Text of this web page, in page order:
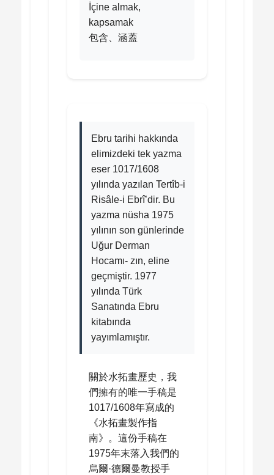
İçine almak,
kapsamak
包含、涵蓋
Ebru tarihi hakkında
elimizdeki tek yazma
eser 1017/1608
yılında yazılan Tertîb-i
Risâle-i Ebrî’dir. Bu
yazma nüsha 1975
yılının son günlerinde
Uğur Derman
Hocamı- zın, eline
geçmiştir. 1977
yılında Türk
Sanatında Ebru
kitabında
yayımlamıştır.
關於水拓畫歷史，我
們擁有的唯一手稿是
1017/1608年寫成的
《水拓畫製作指
南》。這份手稿在
1975年末落入我們的
烏爾·德爾曼教授手